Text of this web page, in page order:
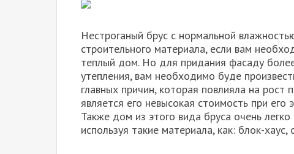
Нестроганый брус с нормальной
строительного материала, если вам
теплый дом. Но для придания фасаду
утепления, вам необходимо буде
главных причин, которая повлияла на рост
является его невысокая стоимость при
Также дом из этого вида бруса очень
используя такие материала, как: блок-